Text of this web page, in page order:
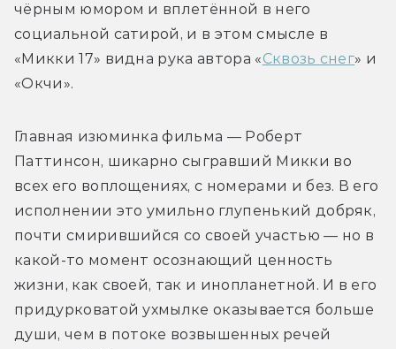
чёрным юмором и вплетённой в него
социальной сатирой, и в этом смысле в
«Микки 17» видна рука автора «Сквозь снег» и
«Окчи».
Главная изюминка фильма — Роберт
Паттинсон, шикарно сыгравший Микки во
всех его воплощениях, с номерами и без. В его
исполнении это умильно глупенький добряк,
почти смирившийся со своей участью — но в
какой-то момент осознающий ценность
жизни, как своей, так и инопланетной. И в его
придурковатой ухмылке оказывается больше
души, чем в потоке возвышенных речей